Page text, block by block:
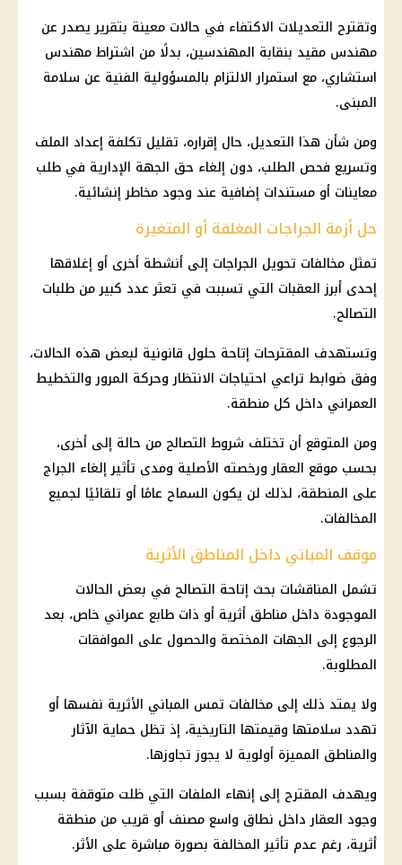
وتقترح التعديلات الاكتفاء في حالات معينة بتقرير يصدر عن
مهندس مقيد بنقابة المهندسين، بدلًا من اشتراط مهندس
استشاري، مع استمرار الالتزام بالمسؤولية الفنية عن سلامة
المبنى.
ومن شأن هذا التعديل، حال إقراره، تقليل تكلفة إعداد الملف
وتسريع فحص الطلب، دون إلغاء حق الجهة الإدارية في طلب
معاينات أو مستندات إضافية عند وجود مخاطر إنشائية.
حل أزمة الجراجات المغلقة أو المتغيرة
تمثل مخالفات تحويل الجراجات إلى أنشطة أخرى أو إغلاقها
إحدى أبرز العقبات التي تسببت في تعثر عدد كبير من طلبات
التصالح.
وتستهدف المقترحات إتاحة حلول قانونية لبعض هذه الحالات،
وفق ضوابط تراعي احتياجات الانتظار وحركة المرور والتخطيط
العمراني داخل كل منطقة.
ومن المتوقع أن تختلف شروط التصالح من حالة إلى أخرى،
بحسب موقع العقار ورخصته الأصلية ومدى تأثير إلغاء الجراج
على المنطقة، لذلك لن يكون السماح عامًا أو تلقائيًا لجميع
المخالفات.
موقف المباني داخل المناطق الأثرية
تشمل المناقشات بحث إتاحة التصالح في بعض الحالات
الموجودة داخل مناطق أثرية أو ذات طابع عمراني خاص، بعد
الرجوع إلى الجهات المختصة والحصول على الموافقات
المطلوبة.
ولا يمتد ذلك إلى مخالفات تمس المباني الأثرية نفسها أو
تهدد سلامتها وقيمتها التاريخية، إذ تظل حماية الآثار
والمناطق المميزة أولوية لا يجوز تجاوزها.
ويهدف المقترح إلى إنهاء الملفات التي ظلت متوقفة بسبب
وجود العقار داخل نطاق واسع مصنف أو قريب من منطقة
أثرية، رغم عدم تأثير المخالفة بصورة مباشرة على الأثر.